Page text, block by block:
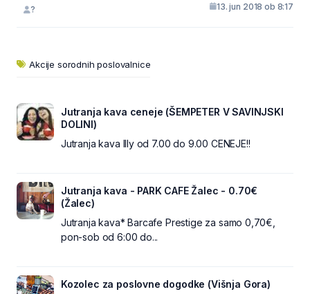
? 13. jun 2018 ob 8:17
Akcije sorodnih poslovalnice
Jutranja kava ceneje (ŠEMPETER V SAVINJSKI
DOLINI)
Jutranja kava Illy od 7.00 do 9.00 CENEJE!!
Jutranja kava - PARK CAFE Žalec - 0.70€
(Žalec)
Jutranja kava* Barcafe Prestige za samo 0,70€,
pon-sob od 6:00 do...
Kozolec za poslovne dogodke (Višnja Gora)